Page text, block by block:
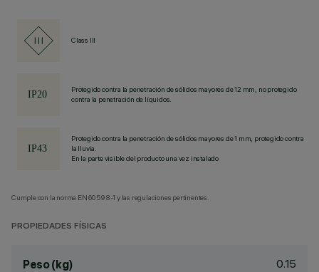
Class III
Protegido contra la penetración de sólidos mayores de 12 mm, no protegido
contra la penetración de líquidos.
Protegido contra la penetración de sólidos mayores de 1 mm, protegido contra
la lluvia.
En la parte visible del producto una vez instalado
Cumple con la norma EN60598-1 y las regulaciones pertinentes.
PROPIEDADES FÍSICAS
Peso (kg) 0.15